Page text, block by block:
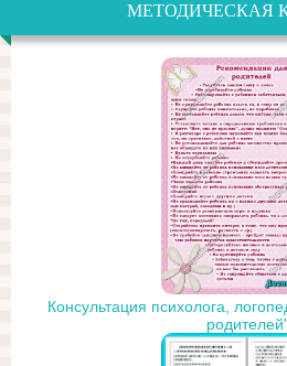
МЕТОДИЧЕСКАЯ
Консультация психолога,